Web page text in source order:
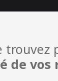
trouvez
de vos